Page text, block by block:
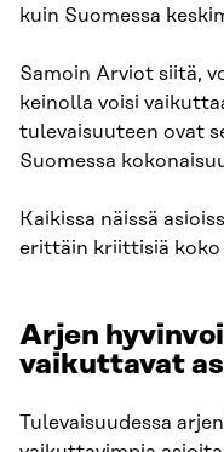
kuin Suomessa
Samoin Arviot siitä,
keinolla voisi
tulevaisuuteen ovat
Suomessa
Kaikissa näissä
erittäin kriittisiä koko
Arjen
vaikuttavat
Tulevaisuudessa